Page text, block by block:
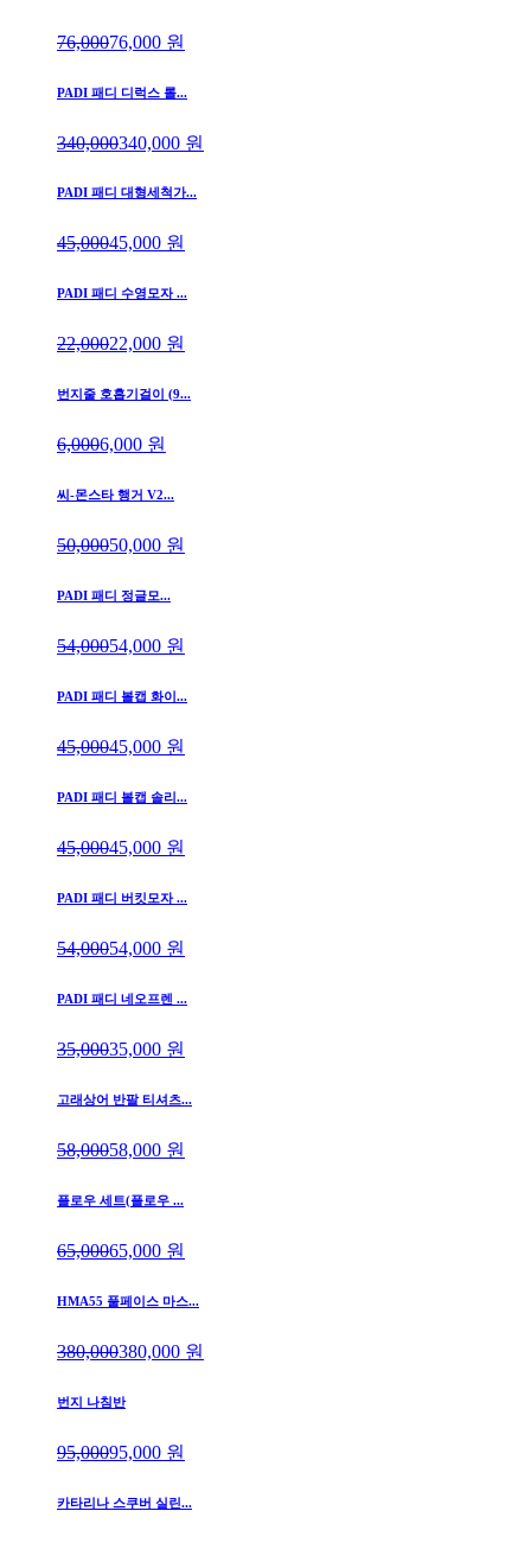
76,00076,000 원
PADI 패디 디럭스 롤...
340,000340,000 원
PADI 패디 대형세척가...
45,00045,000 원
PADI 패디 수영모자 ...
22,00022,000 원
번지줄 호흡기걸이 (9...
6,0006,000 원
씨-몬스타 행거 V2...
50,00050,000 원
PADI 패디 정글모...
54,00054,000 원
PADI 패디 볼캡 화이...
45,00045,000 원
PADI 패디 볼캡 솔리...
45,00045,000 원
PADI 패디 버킷모자 ...
54,00054,000 원
PADI 패디 네오프렌 ...
35,00035,000 원
고래상어 반팔 티셔츠...
58,00058,000 원
플로우 세트(플로우 ...
65,00065,000 원
HMA55 풀페이스 마스...
380,000380,000 원
번지 나침반
95,00095,000 원
카타리나 스쿠버 실린...